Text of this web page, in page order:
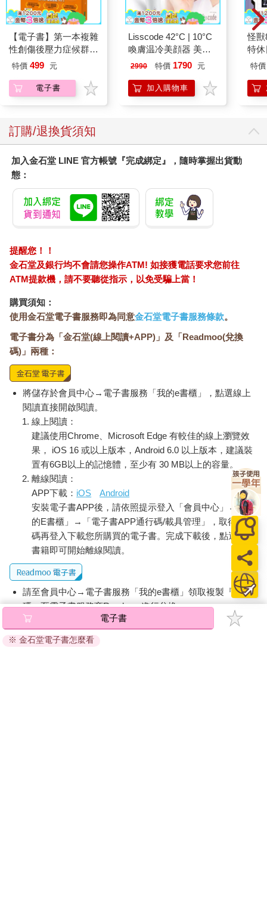
【電子書】第一本複雜
性創傷後壓力症候群自
我療癒聖經（長銷典
特價 499 元
電子書
Lisscode 42°C | 10°C
喚膚温冷美顔器 美膚
儀
2990 特價 1790 元
加入購物車
怪獸
特
加購]
特價
訂購/退換貨須知
加入金石堂 LINE 官方帳號『完成綁定』，隨時掌握出貨動
態：
提醒您！！
金石堂及銀行均不會請您操作ATM! 如接獲電話要求您前往
ATM提款機，請不要聽從指示，以免受騙上當！
購買須知：
使用金石堂電子書服務即為同意金石堂電子書服務條款。
電子書分為「金石堂(線上閱讀+APP)」及「Readmoo(兌換
碼)」兩種：
將儲存於會員中心→電子書服務「我的e書櫃」，點選線上
閱讀直接開啟閱讀。
線上閱讀：
建議使用Chrome、Microsoft Edge 有較佳的線上瀏覽效
果， iOS 16 或以上版本，Android 6.0 以上版本，建議裝
置有6GB以上的記憶體，至少有 30 MB以上的容量。
離線閱讀：
APP下載： iOS
Android
安裝電子書APP後，請依照提示登入「會員中心」→「我
的E書櫃」→「電子書APP通行碼/載具管理」，取得通行
碼再登入下載您所購買的電子書。完成下載後，點選任一
書籍即可開始離線閱讀。
請至會員中心→電子書服務「我的e書櫃」領取複製『兌換
碼』至電子書服務商Readmoo進行兌換。
退換貨須知：
因版權保護，您在金石堂所購買的電子書僅能以金石堂專屬
電子書
※ 金石堂電子書怎麼看